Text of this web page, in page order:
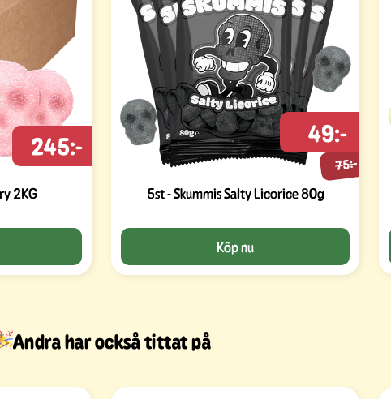
2KG
245:-
5st - Skummis Salty Licorice 80g
75:-
49:-
Köp nu
Andra har också tittat på